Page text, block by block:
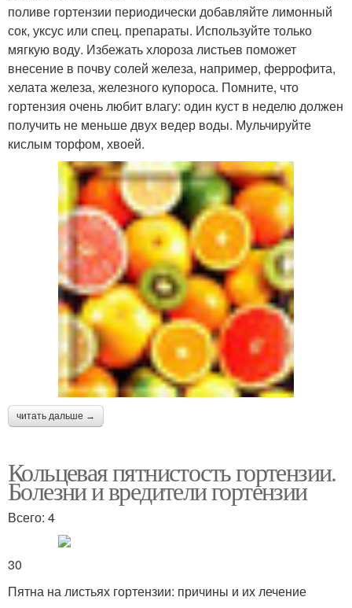
поливе гортензии периодически добавляйте лимонный
сок, уксус или спец. препараты. Используйте только
мягкую воду. Избежать хлороза листьев поможет
внесение в почву солей железа, например, феррофита,
хелата железа, железного купороса. Помните, что
гортензия очень любит влагу: один куст в неделю должен
получить не меньше двух ведер воды. Мульчируйте
кислым торфом, хвоей.
читать дальше →
Кольцевая пятнистость гортензии.
Болезни и вредители гортензии
Всего: 4
30
Пятна на листьях гортензии: причины и их лечение